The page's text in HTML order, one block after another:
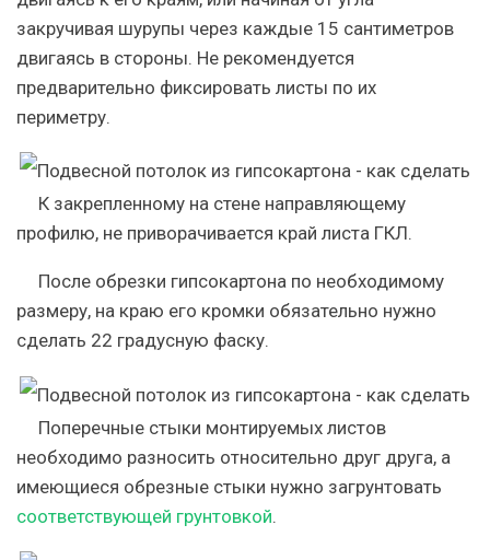
закручивая шурупы через каждые 15 сантиметров
двигаясь в стороны. Не рекомендуется
предварительно фиксировать листы по их
периметру.
К закрепленному на стене направляющему
профилю, не приворачивается край листа ГКЛ.
После обрезки гипсокартона по необходимому
размеру, на краю его кромки обязательно нужно
сделать 22 градусную фаску.
Поперечные стыки монтируемых листов
необходимо разносить относительно друг друга, а
имеющиеся обрезные стыки нужно загрунтовать
соответствующей грунтовкой.